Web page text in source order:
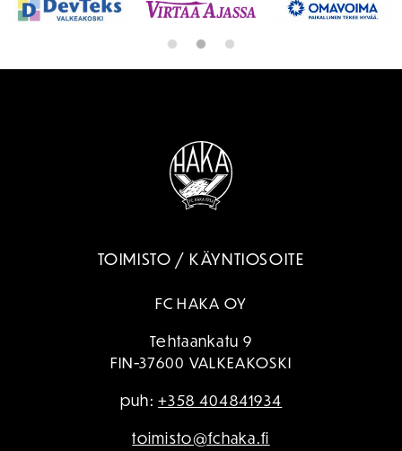
TOIMISTO / KÄYNTIOSOITE
FC HAKA OY
FIN-37600 VALKEAKOSKI
puh:+358 404841934